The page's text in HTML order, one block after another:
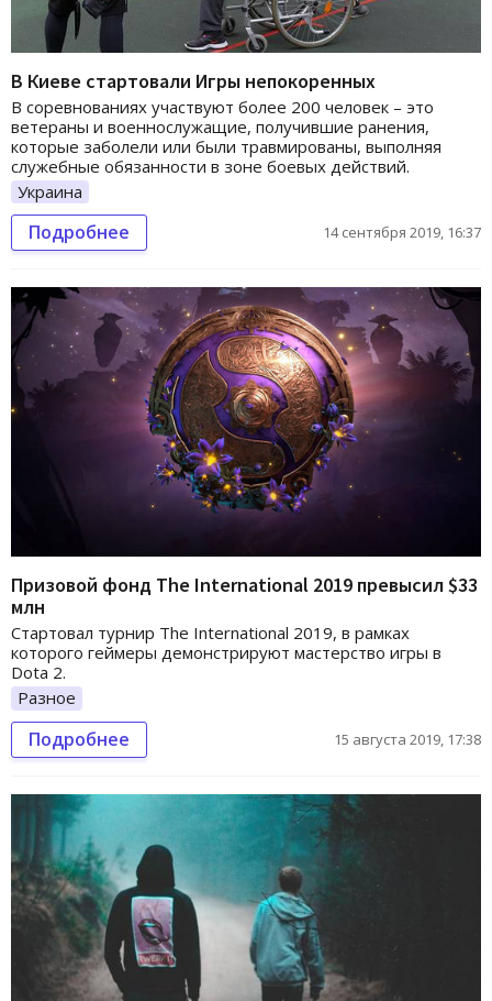
В Киеве стартовали Игры непокоренных
В соревнованиях участвуют более 200 человек – это
ветераны и военнослужащие, получившие ранения,
которые заболели или были травмированы, выполняя
служебные обязанности в зоне боевых действий.
Украина
Подробнее 14 сентября 2019, 16:37
Призовой фонд The International 2019 превысил $33
млн
Стартовал турнир The International 2019, в рамках
которого геймеры демонстрируют мастерство игры в
Dota 2.
Разное
Подробнее 15 августа 2019, 17:38